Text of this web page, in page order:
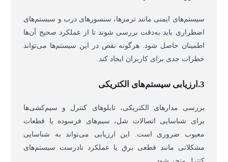
سیستم‌های ایمنی مانند ترمزها، سنسورهای درب و سیستم‌های
اضطراری باید به‌دقت بررسی شوند تا از عملکرد صحیح آن‌ها
اطمینان حاصل شود. هرگونه نقص در این سیستم‌ها می‌تواند
خطرات جدی برای کاربران ایجاد کند.
3.ارزیابی سیستم‌های الکتریکی
بررسی مدارهای الکتریکی، تابلوهای کنترل و سیم‌کشی‌ها
برای شناسایی اتصالات شل، سیم‌های فرسوده یا قطعات
معیوب ضروری است. این ارزیابی می‌تواند به شناسایی
مشکلاتی مانند قطعی برق یا عملکرد نادرست سیستم‌های